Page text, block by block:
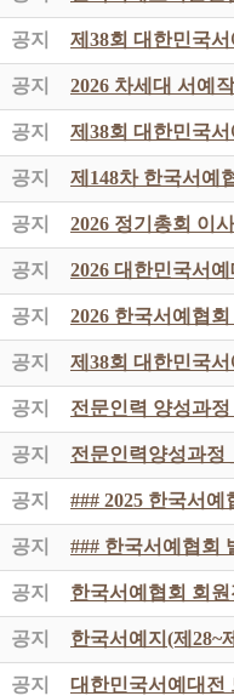
공지 제38회 대한민국
공지 2026 차세대 서예
공지 제38회 대한민국
공지 제148차 한국서예
공지 2026 정기총회 이
공지 2026 대한민국서
공지 2026 한국서예협
공지 제38회 대한민국
공지 전문인력 양성과
공지 전문인력양성과정
공지 ### 2025 한국서
공지 ### 한국서예협회
공지 한국서예협회 회원
공지 한국서예지(제28~
공지 대한민국서예대전